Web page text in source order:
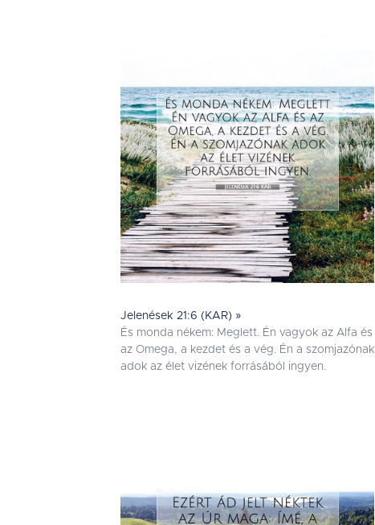
Jelenések 21:6 (KAR) »
És monda nékem: Meglett. Én vagyok az Alfa és
az Omega, a kezdet és a vég. Én a szomjazónak
adok az élet vizének forrásából ingyen.